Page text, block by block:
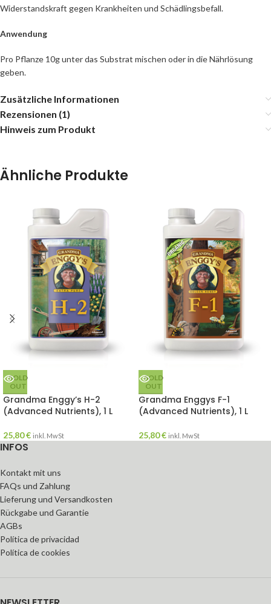
Widerstandskraft gegen Krankheiten und Schädlingsbefall.
Anwendung
Pro Pflanze 10g unter das Substrat mischen oder in die Nährlösung
geben.
Zusätzliche Informationen
Rezensionen (1)
Hinweis zum Produkt
Ähnliche Produkte
SOLD
OUT
Grandma Enggy’s H-2
(Advanced Nutrients), 1 L
25,80€ inkl. MwSt
SOLD
OUT
Grandma Enggys F-1
(Advanced Nutrients), 1 L
25,80€ inkl. MwSt
INFOS
Kontakt mit uns
FAQs und Zahlung
Lieferung und Versandkosten
Rückgabe und Garantie
AGBs
Política de privacidad
Política de cookies